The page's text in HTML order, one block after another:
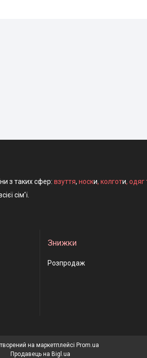
з таких сфер: взуття, носки, колготи, одяг
сім'ї.
Знижки
Розпродаж
на маркетплейсі Prom.ua
Продавець на Bigl.ua